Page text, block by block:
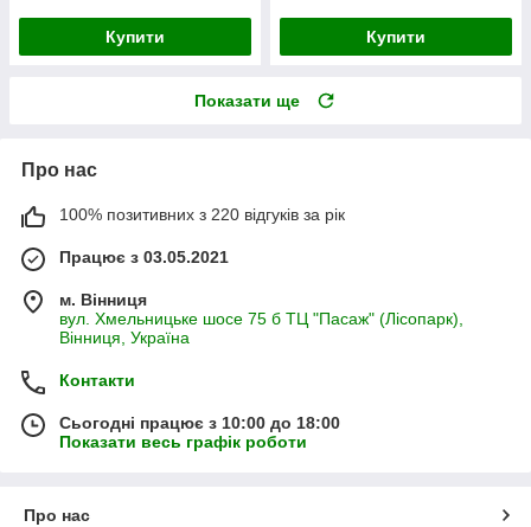
Купити Купити
Показати ще
Про нас
100% позитивних з 220 відгуків за рік
Працює з 03.05.2021
м. Вінниця
вул. Хмельницьке шосе 75 б ТЦ "Пасаж" (Лісопарк),
Вінниця, Україна
Контакти
Сьогодні працює з 10:00 до 18:00
Показати весь графік роботи
Про нас